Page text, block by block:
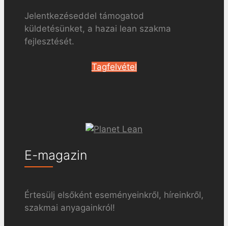
Jelentkezéseddel támogatod
küldetésünket, a hazai lean szakma
fejlesztését.
Tagfelvétel
E-magazin
Értesülj elsőként eseményeinkről, híreinkről,
szakmai anyagainkról!